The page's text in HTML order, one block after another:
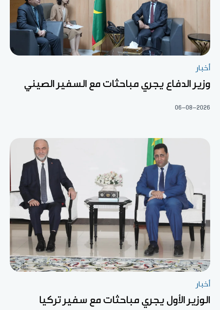
أخبار
وزير الدفاع يجري مباحثات مع السفير الصيني
06-08-2026
أخبار
الوزير الأول يجري مباحثات مع سفير تركيا